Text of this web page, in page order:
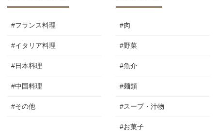
#フランス料理
#イタリア料理
#日本料理
#中国料理
#その他
#肉
#野菜
#魚介
#麺類
#スープ・汁物
#お菓子